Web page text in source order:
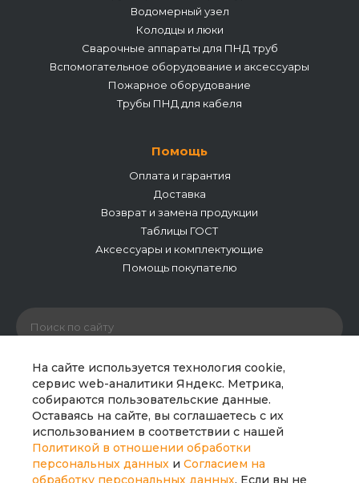
На сайте используется технология cookie,
сервис web-аналитики Яндекс. Метрика,
собираются пользовательские данные.
Оставаясь на сайте, вы соглашаетесь с их
использованием в соответствии с нашей
Политикой в отношении обработки
персональных данных и Согласием на
обработку персональных данных. Если вы не
Водомерный узел
Колодцы и люки
Сварочные аппараты для ПНД труб
Вспомогательное оборудование и аксессуары
Пожарное оборудование
Трубы ПНД для кабеля
Помощь
Оплата и гарантия
Доставка
Возврат и замена продукции
Таблицы ГОСТ
Аксессуары и комплектующие
Помощь покупателю
© 2026 ООО «Полипайпгрупп». Все права защищены.
Сайт носит исключительно информационный характер
и не является публичной офертой. Все материалы
сайта являются интеллектуальной собственностью
компании.